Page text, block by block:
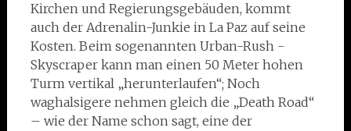
Kirchen und Regierungsgebäuden, kommt
auch der Adrenalin-Junkie in La Paz auf seine
Kosten. Beim sogenannten Urban-Rush -
Skyscraper kann man einen 50 Meter hohen
Turm vertikal „herunterlaufen“; Noch
waghalsigere nehmen gleich die „Death Road“
– wie der Name schon sagt, eine der